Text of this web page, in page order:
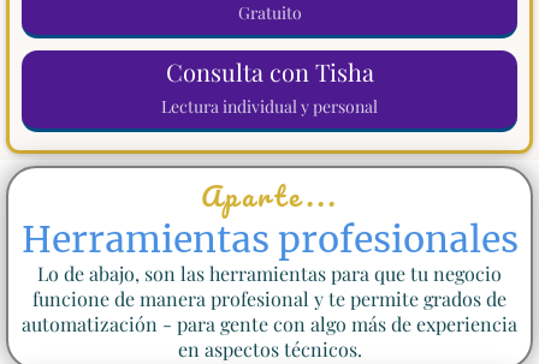
Gratuito
Consulta con Tisha
Lectura individual y personal
Aparte...
Herramientas profesionales
Lo de abajo, son las herramientas para que tu negocio
funcione de manera profesional y te permite grados de
automatización - para gente con algo más de experiencia
en aspectos técnicos.